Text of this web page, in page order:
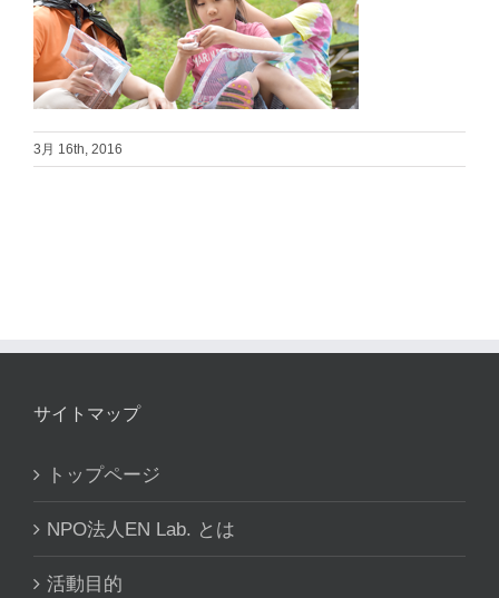
3月 16th, 2016
サイトマップ
トップページ
NPO法人EN Lab. とは
活動目的